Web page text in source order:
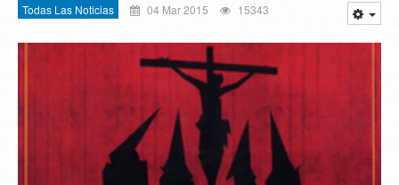
Todas Las Noticias 04 Mar 2015 15343